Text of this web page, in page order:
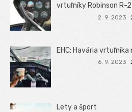
vrtuľníky Robinson R-
2. 9. 2023
EHC: Havária vrtuľníka
6. 9. 2023
Lety a šport